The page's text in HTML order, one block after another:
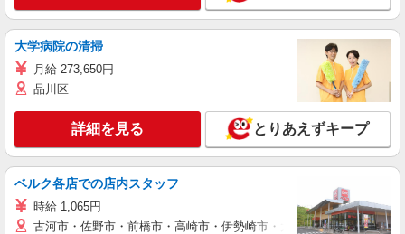
大学病院の清掃
月給 273,650円
品川区
詳細を見る とりあえずキープ
ベルク各店での店内スタッフ
時給 1,065円
古河市・佐野市・前橋市・高崎市・伊勢崎市・太田市・館林市・藤